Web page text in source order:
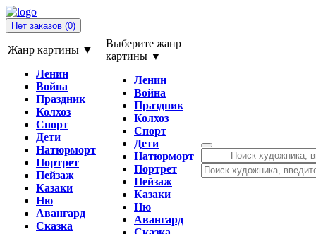
Нет заказов (0)
Жанр картины ▼
Ленин
Война
Праздник
Колхоз
Спорт
Дети
Натюрморт
Портрет
Пейзаж
Казаки
Ню
Авангард
Сказка
Выберите жанр
картины ▼
Ленин
Война
Праздник
Колхоз
Спорт
Дети
Натюрморт
Портрет
Пейзаж
Казаки
Ню
Авангард